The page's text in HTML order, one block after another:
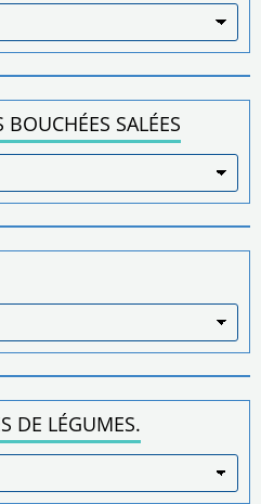
BOUCHÉES SALÉES
DE LÉGUMES.